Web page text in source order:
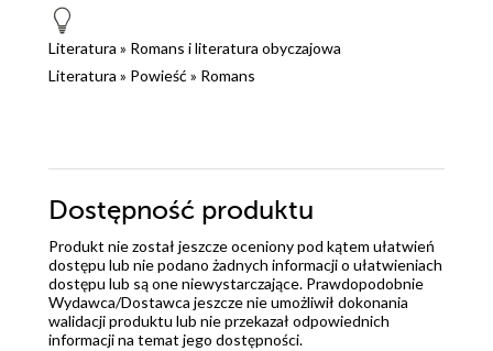
Literatura » Romans i literatura obyczajowa
Literatura » Powieść » Romans
Dostępność produktu
Produkt nie został jeszcze oceniony pod kątem ułatwień
dostępu lub nie podano żadnych informacji o ułatwieniach
dostępu lub są one niewystarczające. Prawdopodobnie
Wydawca/Dostawca jeszcze nie umożliwił dokonania
walidacji produktu lub nie przekazał odpowiednich
informacji na temat jego dostępności.